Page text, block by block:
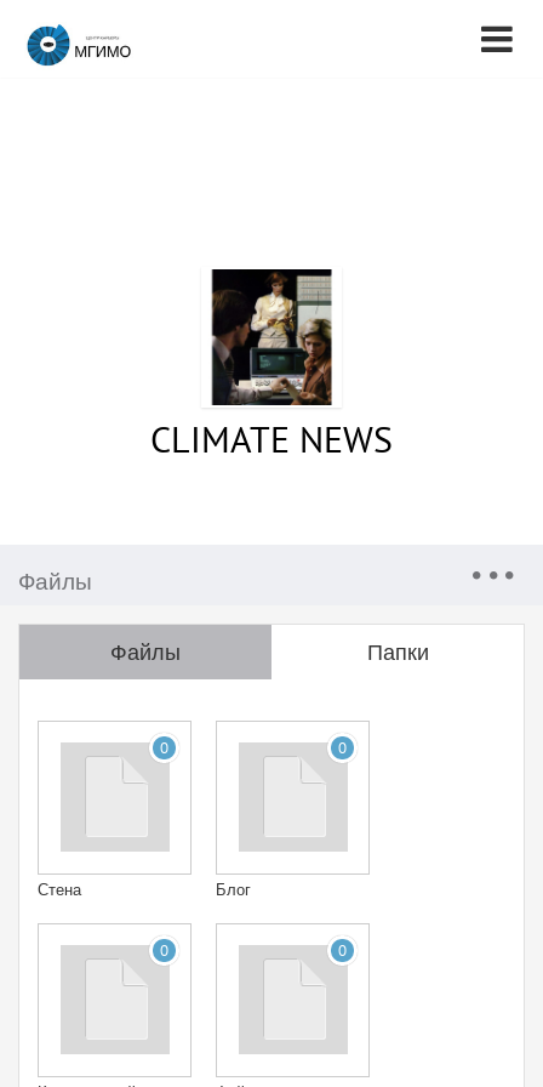
CLIMATE NEWS
Файлы
Файлы Папки
0
Стена
0
Блог
0 0